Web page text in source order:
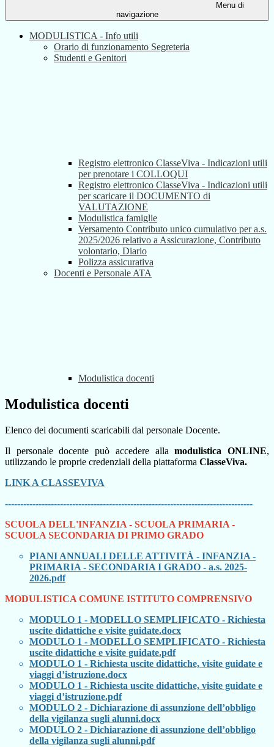
Menu di
navigazione
MODULISTICA - Info utili
Orario di funzionamento Segreteria
Studenti e Genitori
Registro elettronico ClasseViva - Indicazioni utili
per prenotare i COLLOQUI
Registro elettronico ClasseViva - Indicazioni utili
per scaricare il DOCUMENTO di
VALUTAZIONE
Modulistica famiglie
Versamento Contributo unico cumulativo per a.s.
2025/2026 relativo a Assicurazione, Contributo
volontario, Diario
Polizza assicurativa
Docenti e Personale ATA
Modulistica docenti
Modulistica docenti
Elenco dei documenti scaricabili dal personale Docente.
Il personale docente può accedere allamodulistica ONLINE,
utilizzando le proprie credenziali della piattaforma ClasseViva.
LINK A CLASSEVIVA
---------------------------------------------------------------------------------
SCUOLA DELL'INFANZIA - SCUOLA PRIMARIA -
SCUOLA SECONDARIA DI PRIMO GRADO
PIANI ANNUALI DELLE ATTIVITÀ - INFANZIA -
PRIMARIA - SECONDARIA I GRADO - a.s. 2025-
2026.pdf
MODULISTICA COMUNE ISTITUTO COMPRENSIVO
MODULO 1 - MODELLO SEMPLIFICATO - Richiesta
uscite didattiche e visite guidate.docx
MODULO 1 - MODELLO SEMPLIFICATO - Richiesta
uscite didattiche e visite guidate.pdf
MODULO 1 - Richiesta uscite didattiche, visite guidate e
viaggi d’istruzione.docx
MODULO 1 - Richiesta uscite didattiche, visite guidate e
viaggi d’istruzione.pdf
MODULO 2 - Dichiarazione di assunzione dell’obbligo
della vigilanza sugli alunni.docx
MODULO 2 - Dichiarazione di assunzione dell’obbligo
della vigilanza sugli alunni.pdf